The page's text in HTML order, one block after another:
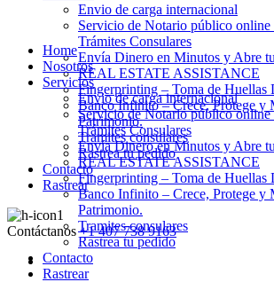
Envio de carga internacional
Servicio de Notario público
Trámites Consulares
Envía Dinero en Minutos y Abre
REAL ESTATE ASSISTANCE
Fingerprinting – Toma de Huellas
Banco Infinito – Crece, Protege y
Patrimonio.
Tramites consulares
Rastrea tu pedido
Contacto
Rastrear
Contáctanos +1 407 738 9163
Home
Nosotros
Servicios
Envio de carga internacional
Servicio de Notario público
Trámites Consulares
Envía Dinero en Minutos y Abre
REAL ESTATE ASSISTANCE
Fingerprinting – Toma de Huellas
Banco Infinito – Crece, Protege y
Patrimonio.
Tramites consulares
Rastrea tu pedido
Contacto
Rastrear